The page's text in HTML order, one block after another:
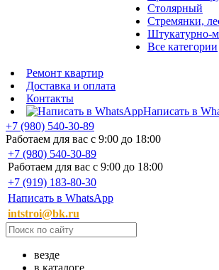
Столярный
Стремянки,
Штукатурно-
Все категории
Ремонт квартир
Доставка и оплата
Контакты
Написать в
+7 (980) 540-30-89
Работаем для вас с 9:00 до 18:00
+7 (980) 540-30-89
Работаем для вас с 9:00 до 18:00
+7 (919) 183-80-30
Написать в WhatsApp
intstroi@bk.ru
везде
в каталоге